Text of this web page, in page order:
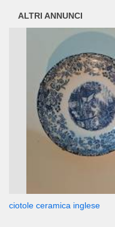
ALTRI ANNUNCI
ciotole ceramica inglese